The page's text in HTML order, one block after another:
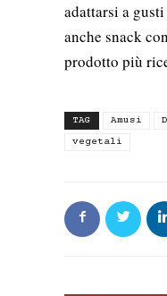
adattarsi a
anche snack
prodotto più
TAG Amusi
vegetali